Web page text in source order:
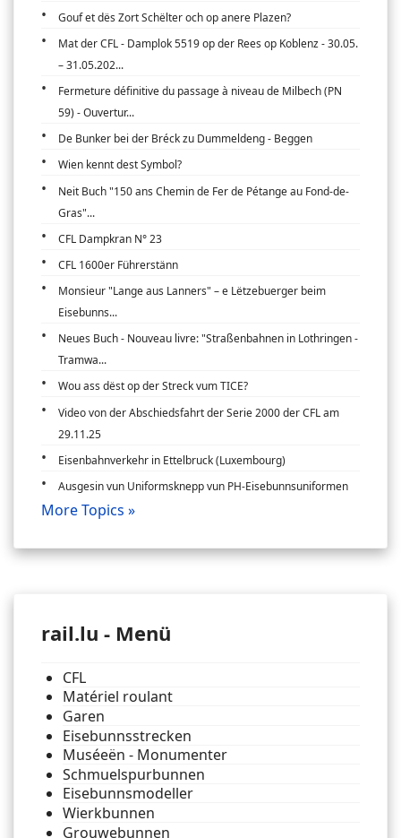
Gouf et dës Zort Schëlter och op anere Plazen?
Mat der CFL - Damplok 5519 op der Rees op Koblenz - 30.05.
– 31.05.202...
Fermeture définitive du passage à niveau de Milbech (PN
59) - Ouvertur...
De Bunker bei der Bréck zu Dummeldeng - Beggen
Wien kennt dest Symbol?
Neit Buch "150 ans Chemin de Fer de Pétange au Fond-de-
Gras"...
CFL Dampkran N° 23
CFL 1600er Führerstänn
Monsieur "Lange aus Lanners" – e Lëtzebuerger beim
Eisebunns...
Neues Buch - Nouveau livre: "Straßenbahnen in Lothringen -
Tramwa...
Wou ass dëst op der Streck vum TICE?
Video von der Abschiedsfahrt der Serie 2000 der CFL am
29.11.25
Eisenbahnverkehr in Ettelbruck (Luxembourg)
Ausgesin vun Uniformsknepp vun PH-Eisebunnsuniformen
More Topics »
rail.lu - Menü
CFL
Matériel roulant
Garen
Eisebunnsstrecken
Muséeën - Monumenter
Schmuelspurbunnen
Eisebunnsmodeller
Wierkbunnen
Grouwebunnen